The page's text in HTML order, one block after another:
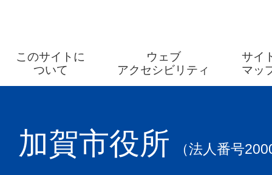
このサイトに
ついて
ウェブ
アクセシビリティ
サイ
マッ
加賀市役所 （法人番号